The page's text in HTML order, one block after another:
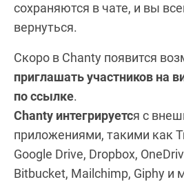
сохраняются в чате, и вы
вернуться.
Скоро в Chanty появится
приглашать участников на
по ссылке.
Chanty интегрируется с
приложениями, такими как
Google Drive, Dropbox,
Bitbucket, Mailchimp, Giphy и